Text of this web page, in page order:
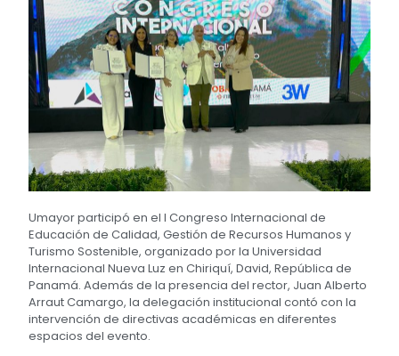
Umayor participó en el I Congreso Internacional de
Educación de Calidad, Gestión de Recursos Humanos y
Turismo Sostenible, organizado por la Universidad
Internacional Nueva Luz en Chiriquí, David, República de
Panamá. Además de la presencia del rector, Juan Alberto
Arraut Camargo, la delegación institucional contó con la
intervención de directivas académicas en diferentes
espacios del evento.